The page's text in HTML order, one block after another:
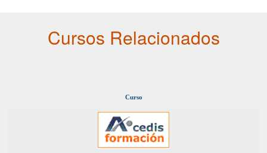
Cursos Relacionados
Curso